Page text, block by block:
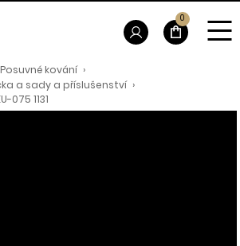
Posuvné kování ›
a sady a příslušenství ›
075 1131
0